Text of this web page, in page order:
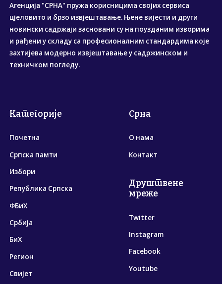
Агенција "СРНА" пружа корисницима својих сервиса
цјеловито и брзо извјештавање. Њене вијести и други
новински садржаји засновани су на поузданим изворима
и рађени у складу са професионалним стандардима које
захтијева модерно извјештавање у садржинском и
техничком погледу.
Категорије
Почетна
Српска памти
Избори
Република Српска
ФБиХ
Србија
БиХ
Регион
Свијет
Срна
О нама
Контакт
Друштвене
мреже
Twitter
Instagram
Facebook
Youtube